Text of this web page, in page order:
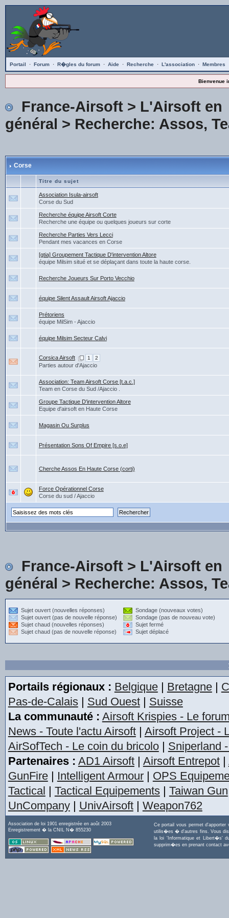
Portail · Forum · R�gles du forum · Aide · Recherche · L'association · Membres
Bienvenue
France-Airsoft> L'Airsoft en
général > Recherche: Assos,
Corse
Titre du sujet
Association Isula-airsoft
Corse du Sud
Recherche équipe Airsoft Corte
Recherche une équipe ou quelques joueurs sur corte
Recherche Parties Vers Lecci
Pendant mes vacances en Corse
[gtia] Groupement Tactique D'intervention Altore
équipe Milsim situé et se déplaçant dans toute la haute corse.
Recherche Joueurs Sur Porto Vecchio
équipe Silent Assault Airsoft Ajaccio
Prétoriens
équipe MilSim - Ajaccio
équipe Milsim Secteur Calvi
Corsica Airsoft 1 2
Parties autour d'Ajaccio
Association: Team Airsoft Corse [t.a.c.]
Team en Corse du Sud /Ajaccio .
Groupe Tactique D'intervention Altore
Equipe d'airsoft en Haute Corse
Magasin Ou Surplus
Présentation Sons Of Empire [s.o.e]
Cherche Assos En Haute Corse (corti)
Force Opérationnel Corse
Corse du sud / Ajaccio
France-Airsoft> L'Airsoft en
général > Recherche: Assos,
Sujet ouvert (nouvelles réponses)
Sujet ouvert (pas de nouvelle réponse)
Sujet chaud (nouvelles réponses)
Sujet chaud (pas de nouvelle réponse)
Sondage (nouveaux votes)
Sondage (pas de nouveau vote)
Sujet fermé
Sujet déplacé
Portails régionaux : Belgique| Bretagne|
Pas-de-Calais| Sud Ouest| Suisse
La communauté : Airsoft Krispies - Le
News - Toute l'actu Airsoft| Airsoft Project -
AirSofTech - Le coin du bricolo| Sniperland
Partenaires : AD1 Airsoft| Airsoft Entrepot|
GunFire| Intelligent Armour| OPS
Tactical | Tactical Equipements| Taiwan Gun
UnCompany| UnivAirsoft| Weapon762
Association de loi 1901 enregistrée en août 2003
Enregistrement � la CNIL N� 855230
Ce portail vous permet
utilis�es � d'autres fins. Vous
la loi 'Informatique et Libert�s'
supprim�es en prenant contact